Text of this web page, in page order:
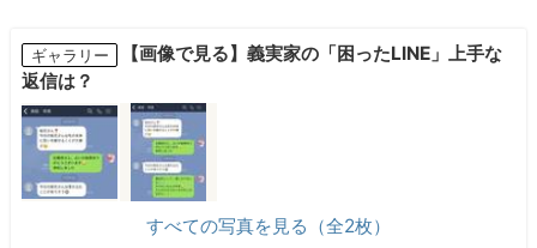
ギャラリー
【画像で見る】義実家の「困ったLINE」上手な
返信は？
すべての写真を見る（全2枚）